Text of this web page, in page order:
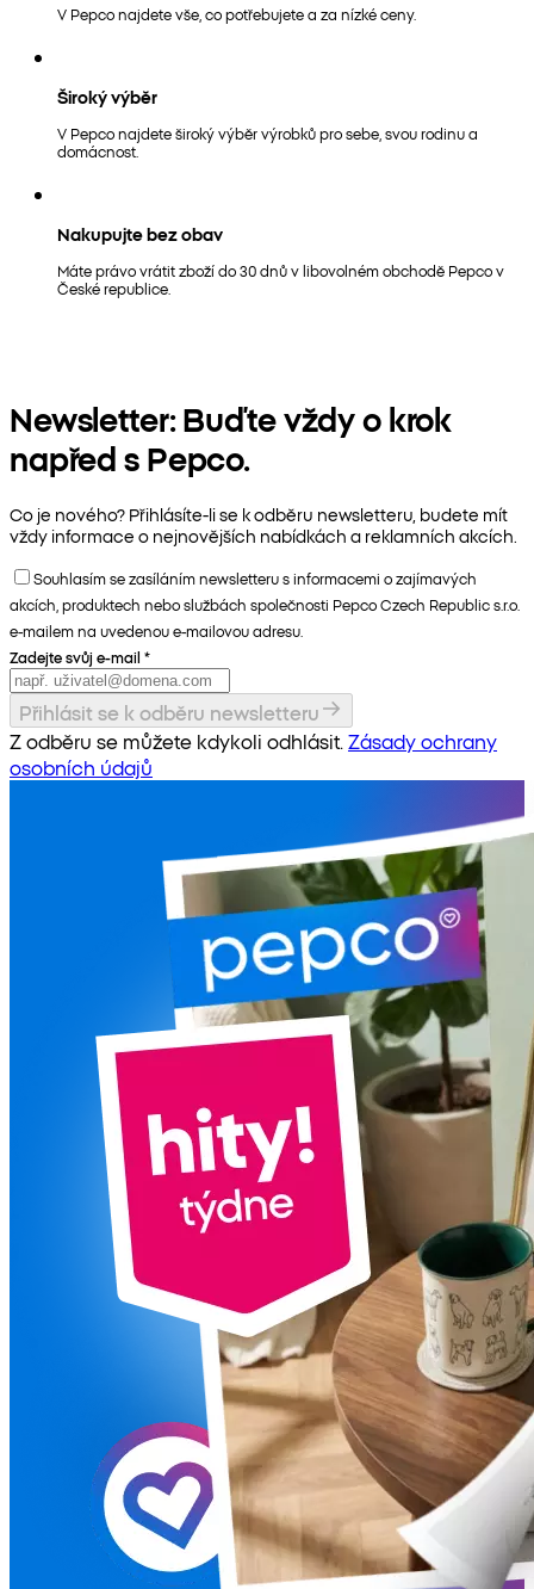
V Pepco najdete vše, co potřebujete a za nízké ceny.
Široký výběr
V Pepco najdete široký výběr výrobků pro sebe, svou rodinu a
domácnost.
Nakupujte bez obav
Máte právo vrátit zboží do 30 dnů v libovolném obchodě Pepco v
České republice.
Newsletter: Buďte vždy o krok
napřed s Pepco.
Co je nového? Přihlásíte-li se k odběru newsletteru, budete mít
vždy informace o nejnovějších nabídkách a reklamních akcích.
Souhlasím se zasíláním newsletteru s informacemi o zajímavých
akcích, produktech nebo službách společnosti Pepco Czech Republic s.r.o.
e-mailem na uvedenou e-mailovou adresu.
Zadejte svůj e-mail *
Přihlásit se k odběru newsletteru
Z odběru se můžete kdykoli odhlásit. Zásady ochrany
osobních údajů